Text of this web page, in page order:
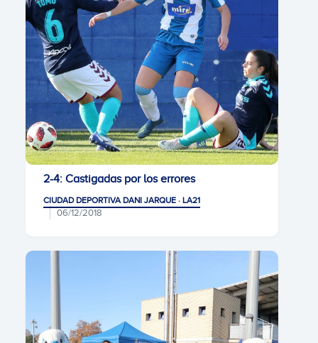
2-4: Castigadas por los errores
CIUDAD DEPORTIVA DANI JARQUE · LA21
06/12/2018